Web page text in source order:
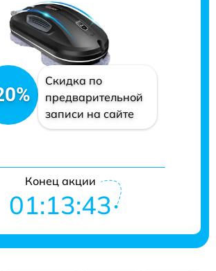
Скидка по
предварительной
записи на сайте
Конец акции
01:13:41